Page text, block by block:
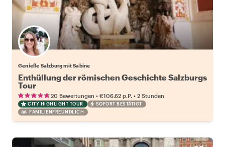
Genieße Salzburg mit Sabine
Enthüllung der römischen Geschichte Salzburgs
Tour
20 Bewertungen • €106.62 p.P. • 2 Stunden
CITY HIGHLIGHT TOUR
SOFORT BESTÄTIGT
FAMILIENFREUNDLICH